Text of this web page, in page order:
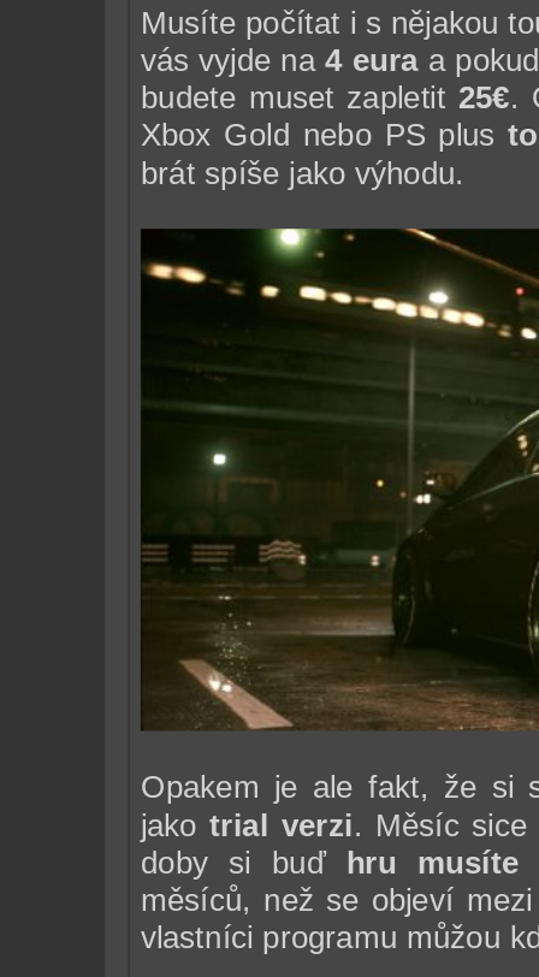
Musíte počítat i s nějakou
vás vyjde na4 eura a
budete muset zapletit 25€.
Xbox Gold nebo PS plus
brát spíše jako výhodu.
Opakem je ale fakt, že si
jako trial verzi. Měsíc sice
doby si buď hru musíte
měsíců, než se objeví
vlastníci programu můžou